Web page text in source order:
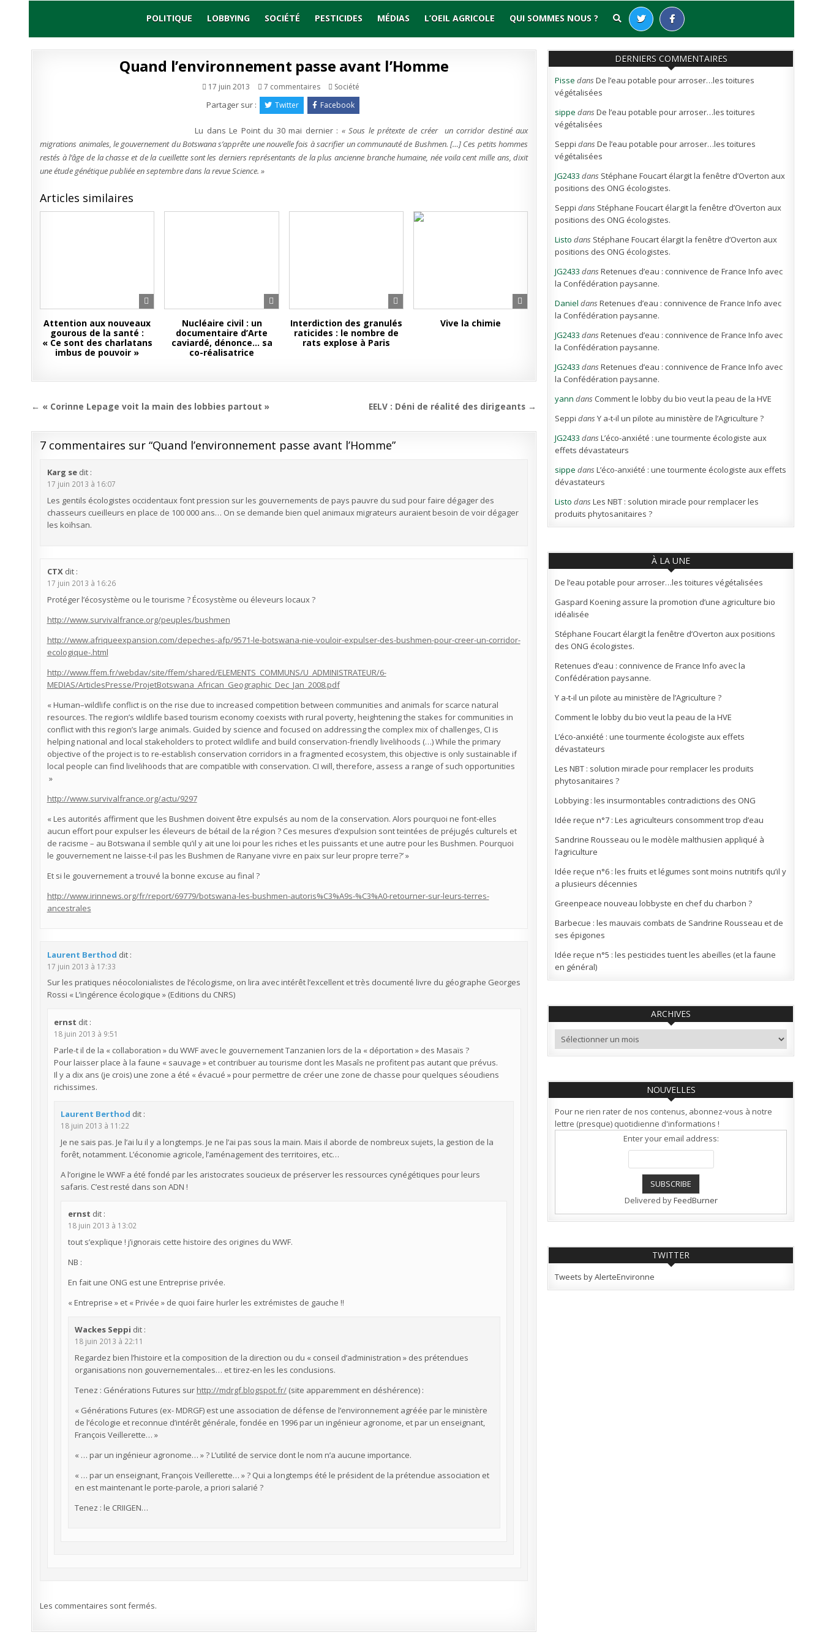
POLITIQUE LOBBYING SOCIÉTÉ PESTICIDES MÉDIAS L’OEIL AGRICOLE QUI SOMMES NOUS ?
Quand l’environnement passe avant l’Homme
17 juin 2013 7 commentairessur
l’environnement
passe
avant
Publié
Société
Partager sur : Twitter Facebook
Lu dans Le Point du 30 mai dernier : « Sous le prétexte de créer un corridor destiné aux
migrations animales, le gouvernement du Botswana s’apprête une nouvelle fois à sacrifier un communauté de Bushmen. […] Ces petits hommes
restés à l’âge de la chasse et de la cueillette sont les derniers représentants de la plus ancienne branche humaine, née voila cent mille ans, dixit
une étude génétique publiée en septembre dans la revue Science. »
Articles similaires
Attention aux nouveaux
gourous de la santé :
« Ce sont des charlatans
imbus de pouvoir »
Nucléaire civil : un
documentaire d’Arte
caviardé, dénonce… sa
co-réalisatrice
Interdiction des granulés
raticides : le nombre de
rats explose à Paris
Vive la chimie
Navigation
de
l’article
EELV : Déni de réalité des dirigeants →
← « Corinne Lepage voit la main des lobbies partout »
7 commentaires sur “Quand l’environnement passe avant l’Homme”
Karg se dit :
17 juin 2013 à 16:07
Les gentils écologistes occidentaux font pression sur les gouvernements de pays pauvre du sud pour faire dégager des
chasseurs cueilleurs en place de 100 000 ans… On se demande bien quel animaux migrateurs auraient besoin de voir dégager
les koïhsan.
CTX dit :
17 juin 2013 à 16:26
Protéger l’écosystème ou le tourisme ? Écosystème ou éleveurs locaux ?
http://www.survivalfrance.org/peuples/bushmen
http://www.afriqueexpansion.com/depeches-afp/9571-le-botswana-nie-vouloir-expulser-des-bushmen-pour-creer-un-corridor-
ecologique-.html
http://www.ffem.fr/webdav/site/ffem/shared/ELEMENTS_COMMUNS/U_ADMINISTRATEUR/6-
MEDIAS/ArticlesPresse/ProjetBotswana_African_Geographic_Dec_Jan_2008.pdf
« Human–wildlife conflict is on the rise due to increased competition between communities and animals for scarce natural
resources. The region’s wildlife based tourism economy coexists with rural poverty, heightening the stakes for communities in
conflict with this region’s large animals. Guided by science and focused on addressing the complex mix of challenges, CI is
helping national and local stakeholders to protect wildlife and build conservation-friendly livelihoods (…) While the primary
objective of the project is to re-establish conservation corridors in a fragmented ecosystem, this objective is only sustainable if
local people can find livelihoods that are compatible with conservation. CI will, therefore, assess a range of such opportunities
»
http://www.survivalfrance.org/actu/9297
« Les autorités affirment que les Bushmen doivent être expulsés au nom de la conservation. Alors pourquoi ne font-elles
aucun effort pour expulser les éleveurs de bétail de la région ? Ces mesures d’expulsion sont teintées de préjugés culturels et
de racisme – au Botswana il semble qu’il y ait une loi pour les riches et les puissants et une autre pour les Bushmen. Pourquoi
le gouvernement ne laisse-t-il pas les Bushmen de Ranyane vivre en paix sur leur propre terre?’ »
Et si le gouvernement a trouvé la bonne excuse au final ?
http://www.irinnews.org/fr/report/69779/botswana-les-bushmen-autoris%C3%A9s-%C3%A0-retourner-sur-leurs-terres-
ancestrales
Laurent Berthod dit :
17 juin 2013 à 17:33
Sur les pratiques néocolonialistes de l’écologisme, on lira avec intérêt l’excellent et très documenté livre du géographe Georges
Rossi « L’ingérence écologique » (Editions du CNRS)
ernst dit :
18 juin 2013 à 9:51
Parle-t il de la « collaboration » du WWF avec le gouvernement Tanzanien lors de la « déportation » des Masaïs ?
Pour laisser place à la faune « sauvage » et contribuer au tourisme dont les Masaîs ne profitent pas autant que prévus.
Il y a dix ans (je crois) une zone a été « évacué » pour permettre de créer une zone de chasse pour quelques séoudiens
richissimes.
Laurent Berthod dit :
18 juin 2013 à 11:22
Je ne sais pas. Je l’ai lu il y a longtemps. Je ne l’ai pas sous la main. Mais il aborde de nombreux sujets, la gestion de la
forêt, notamment. L’économie agricole, l’aménagement des territoires, etc…
A l’origine le WWF a été fondé par les aristocrates soucieux de préserver les ressources cynégétiques pour leurs
safaris. C’est resté dans son ADN !
ernst dit :
18 juin 2013 à 13:02
tout s’explique ! j’ignorais cette histoire des origines du WWF.
NB :
En fait une ONG est une Entreprise privée.
« Entreprise » et « Privée » de quoi faire hurler les extrémistes de gauche !!
Wackes Seppi dit :
18 juin 2013 à 22:11
Regardez bien l’histoire et la composition de la direction ou du « conseil d’administration » des prétendues
organisations non gouvernementales… et tirez-en les les conclusions.
Tenez : Générations Futures sur http://mdrgf.blogspot.fr/ (site apparemment en déshérence) :
« Générations Futures (ex- MDRGF) est une association de défense de l’environnement agréée par le ministère
de l’écologie et reconnue d’intérêt générale, fondée en 1996 par un ingénieur agronome, et par un enseignant,
François Veillerette… »
« … par un ingénieur agronome… » ? L’utilité de service dont le nom n’a aucune importance.
« … par un enseignant, François Veillerette… » ? Qui a longtemps été le président de la prétendue association et
en est maintenant le porte-parole, a priori salarié ?
Tenez : le CRIIGEN…
Les commentaires sont fermés.
DERNIERS COMMENTAIRES
Pisse dansDe l’eau potable pour arroser…les toitures
végétalisées
sippe dansDe l’eau potable pour arroser…les toitures
végétalisées
Seppi dansDe l’eau potable pour arroser…les toitures
végétalisées
JG2433 dans Stéphane Foucart élargit la fenêtre d’Overton aux
positions des ONG écologistes.
Seppi dans Stéphane Foucart élargit la fenêtre d’Overton aux
positions des ONG écologistes.
Listo dans Stéphane Foucart élargit la fenêtre d’Overton aux
positions des ONG écologistes.
JG2433 dansRetenues d’eau : connivence de France Info avec
la Confédération paysanne.
Daniel dansRetenues d’eau : connivence de France Info avec
la Confédération paysanne.
JG2433 dansRetenues d’eau : connivence de France Info avec
la Confédération paysanne.
JG2433 dansRetenues d’eau : connivence de France Info avec
la Confédération paysanne.
yann dans Comment le lobby du bio veut la peau de la HVE
Seppi dansY a-t-il un pilote au ministère de l’Agriculture ?
JG2433 dansL’éco-anxiété : une tourmente écologiste aux
effets dévastateurs
sippe dansL’éco-anxiété : une tourmente écologiste aux effets
dévastateurs
Listo dansLes NBT : solution miracle pour remplacer les
produits phytosanitaires ?
À LA UNE
De l’eau potable pour arroser…les toitures végétalisées
Gaspard Koening assure la promotion d’une agriculture bio
idéalisée
Stéphane Foucart élargit la fenêtre d’Overton aux positions
des ONG écologistes.
Retenues d’eau : connivence de France Info avec la
Confédération paysanne.
Y a-t-il un pilote au ministère de l’Agriculture ?
Comment le lobby du bio veut la peau de la HVE
L’éco-anxiété : une tourmente écologiste aux effets
dévastateurs
Les NBT : solution miracle pour remplacer les produits
phytosanitaires ?
Lobbying : les insurmontables contradictions des ONG
Idée reçue n°7 : Les agriculteurs consomment trop d’eau
Sandrine Rousseau ou le modèle malthusien appliqué à
l’agriculture
Idée reçue n°6 : les fruits et légumes sont moins nutritifs qu’il y
a plusieurs décennies
Greenpeace nouveau lobbyste en chef du charbon ?
Barbecue : les mauvais combats de Sandrine Rousseau et de
ses épigones
Idée reçue n°5 : les pesticides tuent les abeilles (et la faune
en général)
ARCHIVES
Archives
NOUVELLES
Pour ne rien rater de nos contenus, abonnez-vous à notre
lettre (presque) quotidienne d'informations !
Enter your email address:
Delivered byFeedBurner
TWITTER
Tweets by AlerteEnvironne